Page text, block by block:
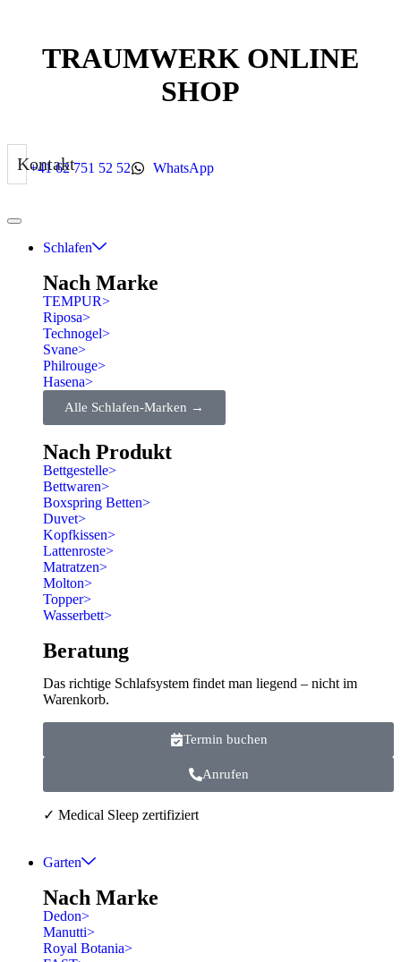
TRAUMWERK ONLINE
SHOP
Kontakt
+41 62 751 52 52 WhatsApp
Schlafen
Nach Marke
TEMPUR>
Riposa>
Technogel>
Svane>
Philrouge>
Hasena>
Alle Schlafen-Marken →
Nach Produkt
Bettgestelle>
Bettwaren>
Boxspring Betten>
Duvet>
Kopfkissen>
Lattenroste>
Matratzen>
Molton>
Topper>
Wasserbett>
Beratung
Das richtige Schlafsystem findet man liegend – nicht im
Warenkorb.
Termin buchen
Anrufen
✓ Medical Sleep zertifiziert
Garten
Nach Marke
Dedon>
Manutti>
Royal Botania>